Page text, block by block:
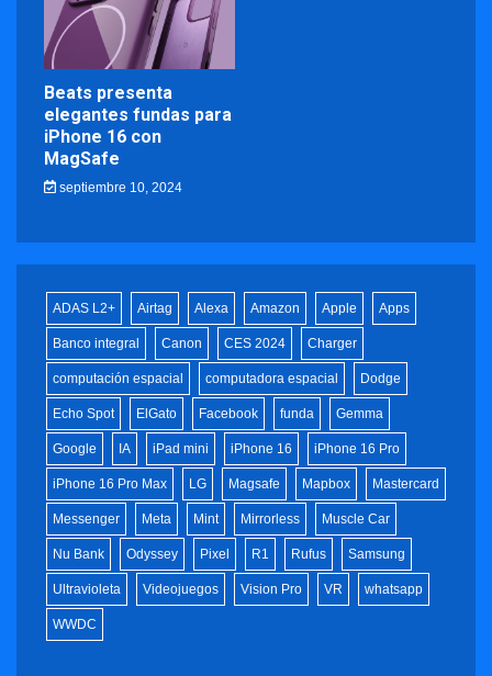
Beats presenta
elegantes fundas para
iPhone 16 con
MagSafe
septiembre 10, 2024
ADAS L2+ Airtag Alexa Amazon Apple Apps
Banco integral Canon CES 2024 Charger
computación espacial computadora espacial Dodge
Echo Spot ElGato Facebook funda Gemma
Google IA iPad mini iPhone 16 iPhone 16 Pro
iPhone 16 Pro Max LG Magsafe Mapbox Mastercard
Messenger Meta Mint Mirrorless Muscle Car
Nu Bank Odyssey Pixel R1 Rufus Samsung
Ultravioleta Videojuegos Vision Pro VR whatsapp
WWDC